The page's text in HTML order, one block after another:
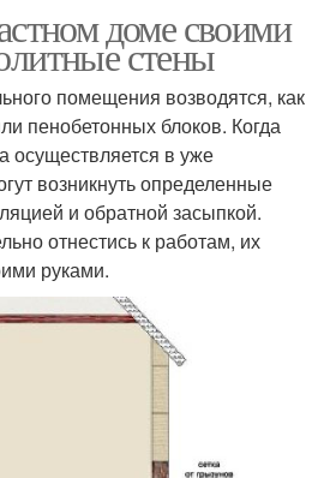
доме своими
стены
помещения возводятся, как
пенобетонных блоков. Когда
осуществляется в уже
возникнуть определенные
и обратной засыпкой.
отнестись к работам, их
руками.